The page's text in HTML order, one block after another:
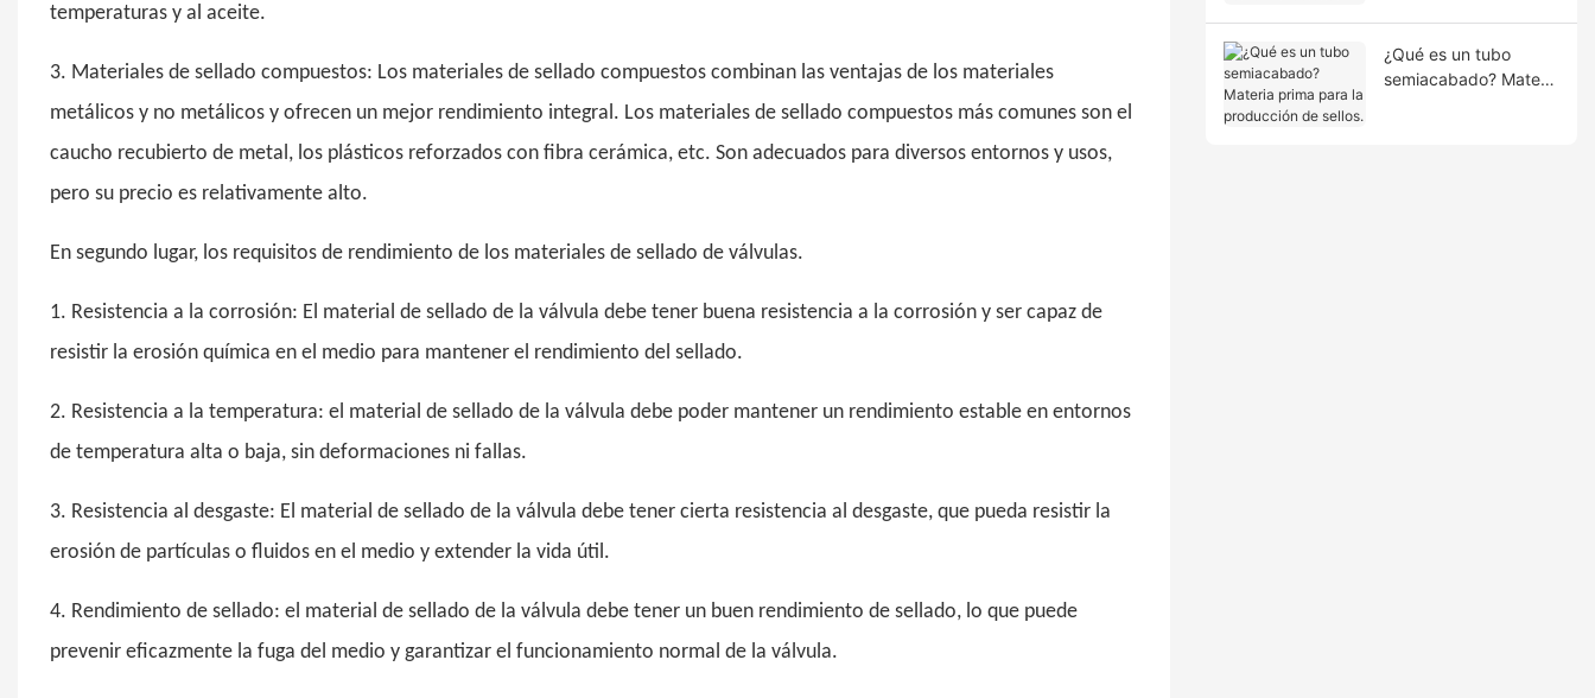
temperaturas y al aceite.
3. Materiales de sellado compuestos: Los materiales de sellado compuestos combinan las ventajas de los materiales
metálicos y no metálicos y ofrecen un mejor rendimiento integral. Los materiales de sellado compuestos más comunes son el
caucho recubierto de metal, los plásticos reforzados con fibra cerámica, etc. Son adecuados para diversos entornos y usos,
pero su precio es relativamente alto.
En segundo lugar, los requisitos de rendimiento de los materiales de sellado de válvulas.
1. Resistencia a la corrosión: El material de sellado de la válvula debe tener buena resistencia a la corrosión y ser capaz de
resistir la erosión química en el medio para mantener el rendimiento del sellado.
2. Resistencia a la temperatura: el material de sellado de la válvula debe poder mantener un rendimiento estable en entornos
de temperatura alta o baja, sin deformaciones ni fallas.
3. Resistencia al desgaste: El material de sellado de la válvula debe tener cierta resistencia al desgaste, que pueda resistir la
erosión de partículas o fluidos en el medio y extender la vida útil.
4. Rendimiento de sellado: el material de sellado de la válvula debe tener un buen rendimiento de sellado, lo que puede
prevenir eficazmente la fuga del medio y garantizar el funcionamiento normal de la válvula.
¿Qué es un tubo
semiacabado? Materia